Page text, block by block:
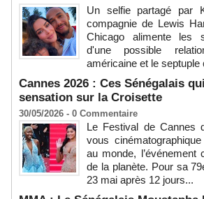
Un selfie partagé par
compagnie de Lewis
Chicago alimente les
d'une possible
américaine et le septuple
Cannes 2026 : Ces Sénégalais
sensation sur la Croisette
30/05/2026 - 0 Commentaire
Le Festival de Cannes
vous
au monde, l’événement
de la planète. Pour sa
23 mai après 12 jours...